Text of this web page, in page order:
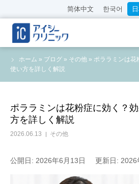
简体中文 한국어
ホーム » ブログ » その他 » ポララミンは花
使い方を詳しく解説
ポララミンは花粉症に効く？
方を詳しく解説
2026.06.13 その他
公開日: 2026年6月13日 更新日: 2026
クリニック紹介
診療内容
WEB予約
料金表